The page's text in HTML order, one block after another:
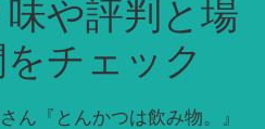
や評判と場
チェック
ん『とんかつは飲み物。』